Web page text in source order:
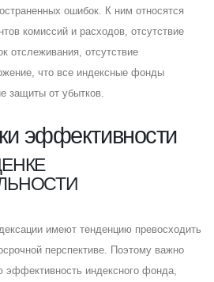
ошибок. К ним относятся
комиссий и расходов, отсутствие
отслеживания, отсутствие
что все индексные фонды
защиты от убытков.
эффективности
имеют тенденцию превосходить
перспективе. Поэтому важно
эффективность индексного фонда,